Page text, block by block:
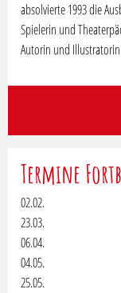
absolvierte 1993 die
Spielerin und
Autorin und
Termine
02.02.
23.03.
06.04.
04.05.
25.05.